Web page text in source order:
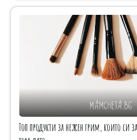
Топ продукти за нежен грим, които си